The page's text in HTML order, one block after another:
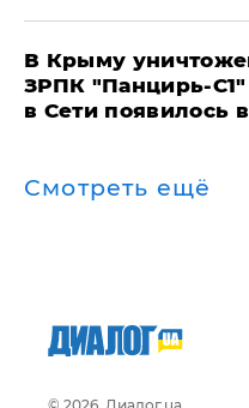
В Крыму
ЗРПК "Панцирь-
в Сети появилось
Смотреть ещё